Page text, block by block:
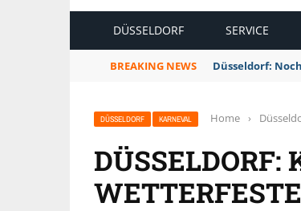
DÜSSELDORF SERVICE
BREAKING NEWS Düsseldorf:
DÜSSELDORF KARNEVAL Home ›
DÜSSELDORF: